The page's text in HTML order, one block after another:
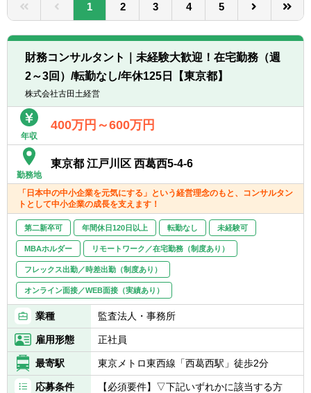
ご利用ガイド
非公開求人とは？
サービス紹介
1 2 3 4 5
財務コンサルタント｜未経験大歓迎！在宅勤務（週
2～3回）/転勤なし/年休125日【東京都】
株式会社古田土経営
年収
400万円～600万円
勤務地
東京都 江戸川区 西葛西5-4-6
「日本中の中小企業を元気にする」という経営理念のもと、コンサルタン
トとして中小企業の成長を支えます！
第二新卒可 年間休日120日以上 転勤なし 未経験可
MBAホルダー リモートワーク／在宅勤務（制度あり）
フレックス出勤／時差出勤（制度あり）
オンライン面接／WEB面接（実績あり）
業種 監査法人・事務所
雇用形態 正社員
最寄駅 東京メトロ東西線「西葛西駅」徒歩2分
応募条件
【必須要件】▽下記いずれかに該当する方